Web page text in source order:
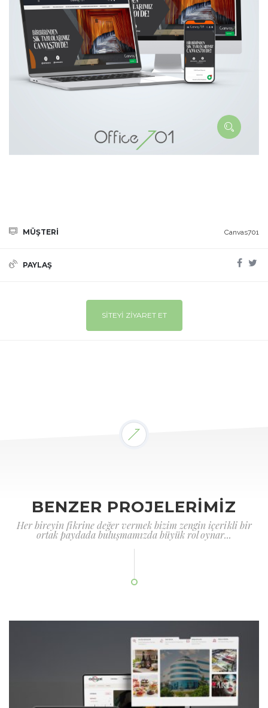
MÜŞTERİ Canvas701
PAYLAŞ
SİTEYİ ZİYARET ET
BENZER PROJELERİMİZ
Her bireyin fikrine değer vermek bizim zengin içerikli bir
ortak paydada buluşmamızda büyük rol oynar...